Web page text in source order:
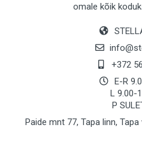
omale kõik
+372
E-R
L 9.00-
P
Paide mnt 77, Tapa linn,